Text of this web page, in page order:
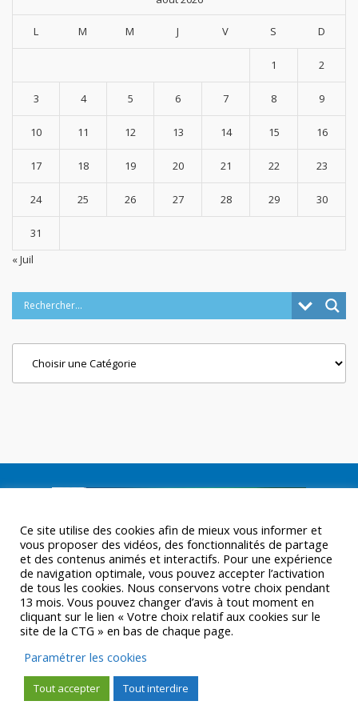
L M M J V S D
1 2
3 4 5 6 7 8 9
10 11 12 13 14 15 16
17 18 19 20 21 22 23
24 25 26 27 28 29 30
31
« Juil
© CTGUYANE 2016 |MENTIONS LÉGALES
Ce site utilise des cookies afin de mieux vous informer et
vous proposer des vidéos, des fonctionnalités de partage
et des contenus animés et interactifs. Pour une expérience
de navigation optimale, vous pouvez accepter l’activation
de tous les cookies. Nous conservons votre choix pendant
13 mois. Vous pouvez changer d’avis à tout moment en
cliquant sur le lien « Votre choix relatif aux cookies sur le
site de la CTG » en bas de chaque page.
Paramétrer les cookies
Tout accepter Tout interdire